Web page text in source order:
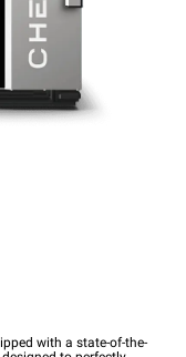
with a state-of-the-